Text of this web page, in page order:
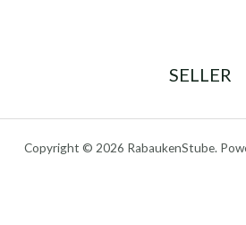
SELLER
Copyright © 2026 RabaukenStube.